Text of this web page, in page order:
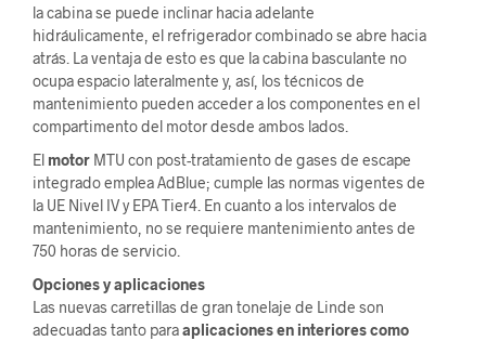
la cabina se puede inclinar hacia adelante
hidráulicamente, el refrigerador combinado se abre hacia
atrás. La ventaja de esto es que la cabina basculante no
ocupa espacio lateralmente y, así, los técnicos de
mantenimiento pueden acceder a los componentes en el
compartimento del motor desde ambos lados.
El motor MTU con post-tratamiento de gases de escape
integrado emplea AdBlue; cumple las normas vigentes de
la UE Nivel IV y EPA Tier4. En cuanto a los intervalos de
mantenimiento, no se requiere mantenimiento antes de
750 horas de servicio.
Opciones y aplicaciones
Las nuevas carretillas de gran tonelaje de Linde son
adecuadas tanto paraaplicaciones en interiores como